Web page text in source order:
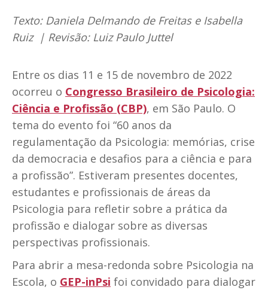
Texto: Daniela Delmando de Freitas e Isabella
Ruiz | Revisão: Luiz Paulo Juttel
Entre os dias 11 e 15 de novembro de 2022
ocorreu o Congresso Brasileiro de Psicologia:
Ciência e Profissão (CBP), em São Paulo. O
tema do evento foi “60 anos da
regulamentação da Psicologia: memórias, crise
da democracia e desafios para a ciência e para
a profissão”. Estiveram presentes docentes,
estudantes e profissionais de áreas da
Psicologia para refletir sobre a prática da
profissão e dialogar sobre as diversas
perspectivas profissionais.
Para abrir a mesa-redonda sobre Psicologia na
Escola, o GEP-inPsi foi convidado para dialogar